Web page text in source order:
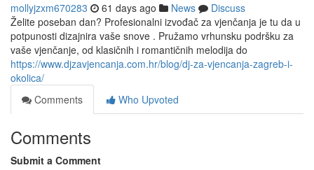
mollyjzxm670283 61 days ago News
Discuss
Želite poseban dan? Profesionalni izvođač za vjenčanja je tu da u
potpunosti dizajnira vaše snove . Pružamo vrhunsku podršku za
vaše vjenčanje, od klasičnih i romantičnih melodija do
https://www.djzavjencanja.com.hr/blog/dj-za-vjencanja-zagreb-i-
okolica/
Comments
Who Upvoted
Comments
Submit a Comment